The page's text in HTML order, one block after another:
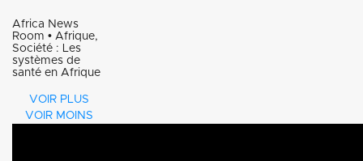
Africa News
Room • Afrique,
Société : Les
systèmes de
santé en Afrique
Les
systèmes de
VOIR PLUS
VOIR MOINS